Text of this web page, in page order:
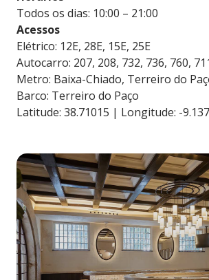
Todos os dias: 10:00 – 21:00
Acessos
Elétrico: 12E, 28E, 15E, 25E
Autocarro: 207, 208, 732, 736, 760,
Metro: Baixa-Chiado, Terreiro do
Barco: Terreiro do Paço
Latitude: 38.71015 | Longitude: -